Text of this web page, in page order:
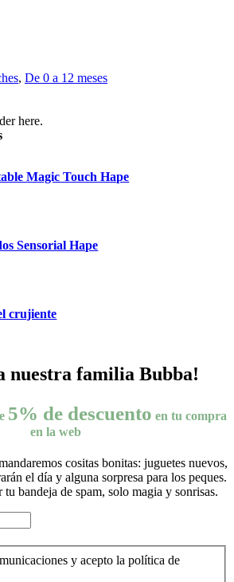
, De 0 a 12 meses
here.
Magic Touch Hape
Sensorial Hape
crujiente
nuestra familia Bubba!
5% de descuento en tu compra
en la web
cositas bonitas: juguetes nuevos,
el día y alguna sorpresa para los peques.
bandeja de spam, solo magia y sonrisas.
y acepto la política de